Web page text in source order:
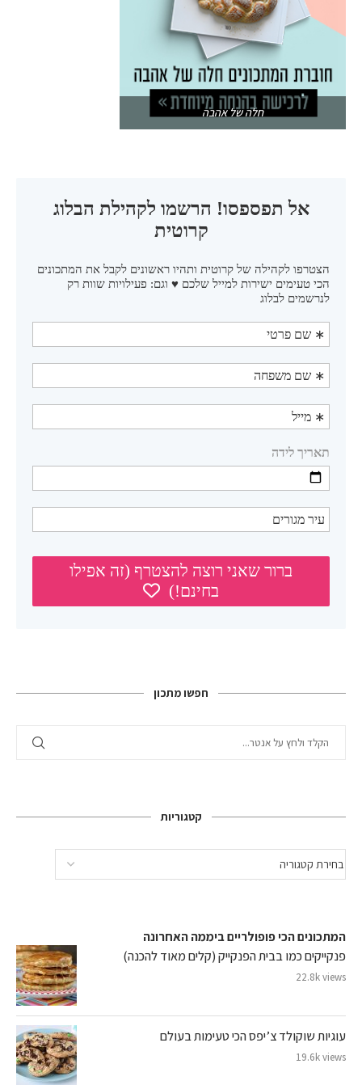
חלה של אהבה
חפשו מתכון
קטגוריות
המתכונים הכי פופולריים ביממה האחרונה
פנקייקים כמו בבית הפנקייק (קלים מאוד להכנה)
22.8k views
עוגיות שוקולד צ’יפס הכי טעימות בעולם
19.6k views